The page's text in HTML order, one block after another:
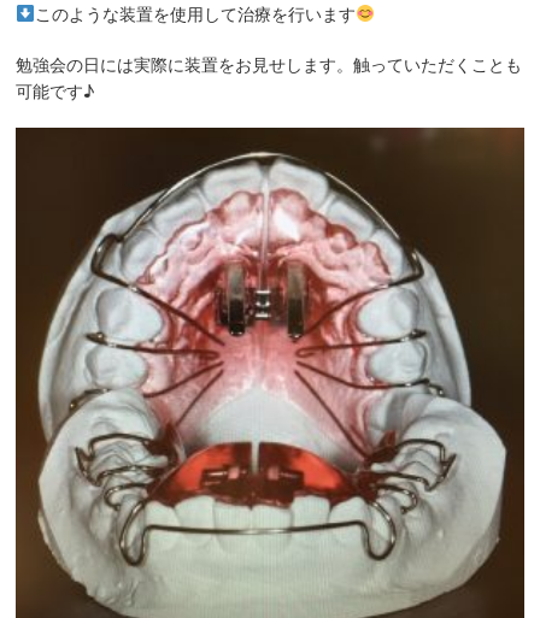
このような装置を使用して治療を行います
勉強会の日には実際に装置をお見せします。触っていただくことも
可能です♪